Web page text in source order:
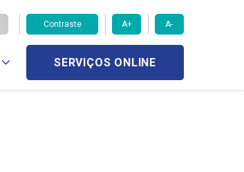
Contraste A+ A-
SERVIÇOS ONLINE